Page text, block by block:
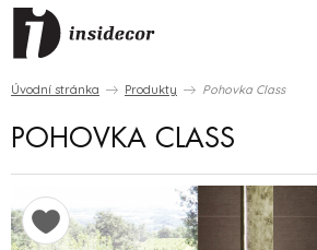
Úvodní stránka Produkty Pohovka Class
POHOVKA CLASS